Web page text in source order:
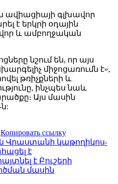
գլխավոր
է երկրի օդային
և ամբողջական
նշում են, որ այս
միջոցառումն է»,
թռիչքների և
ինչպես նաև
Այս մասին
Копировать ссылку
Վրաստանի կաթողիկոս-
է
է Բուշերի
մասին